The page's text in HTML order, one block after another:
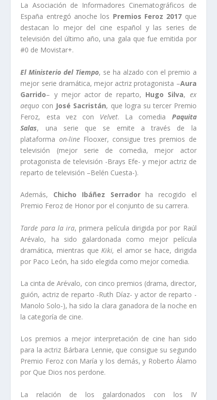
La Asociación de Informadores Cinematográficos de
España entregó anoche los Premios Feroz 2017 que
destacan lo mejor del cine español y las series de
televisión del último año, una gala que fue emitida por
#0 de Movistar+.
El Ministerio del Tiempo, se ha alzado con el premio a
mejor serie dramática, mejor actriz protagonista –Aura
Garrido– y mejor actor de reparto, Hugo Silva, ex
aequo con José Sacristán, que logra su tercer Premio
Feroz, esta vez con Velvet. La comedia Paquita
Salas, una serie que se emite a través de la
plataforma on-lineFlooxer, consigue tres premios de
televisión (mejor serie de comedia, mejor actor
protagonista de televisión -Brays Efe- y mejor actriz de
reparto de televisión –Belén Cuesta-).
Además, Chicho Ibáñez Serradorha recogido el
Premio Feroz de Honor por el conjunto de su carrera.
Tarde para la ira, primera película dirigida por por Raúl
Arévalo, ha sido galardonada como mejor película
dramática, mientras que Kiki, el amor se hace, dirigida
por Paco León, ha sido elegida como mejor comedia.
La cinta de Arévalo, con cinco premios (drama, director,
guión, actriz de reparto -Ruth Díaz- y actor de reparto -
Manolo Solo-), ha sido la clara ganadora de la noche en
la categoría de cine.
Los premios a mejor interpretación de cine han sido
para la actriz Bárbara Lennie, que consigue su segundo
Premio Feroz con María y los demás, y Roberto Álamo
por Que Dios nos perdone.
La relación de los galardonados con los IV